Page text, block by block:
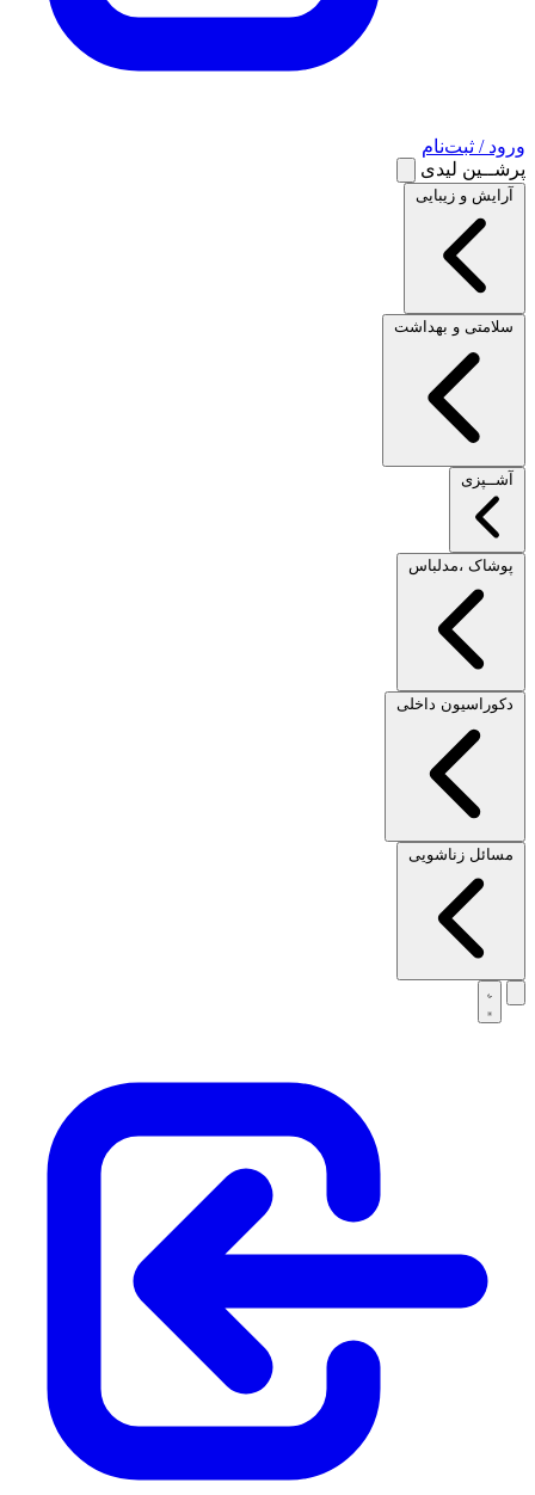
ورود / ثبت‌نام
پرشــین لیدی
آرایش و زیبایی
سلامتی و بهداشت
آشــپزی
پوشاک ،مدلباس
دکوراسیون داخلی
مسائل زناشویی